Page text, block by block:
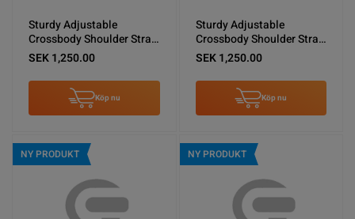
Sturdy Adjustable
Crossbody Shoulder Strap
for Phones -Light Gray
SEK 1,250.00
Köp nu
Sturdy Adjustable
Crossbody Shoulder Strap
for Phones -Dark Gray
SEK 1,250.00
Köp nu
NY PRODUKT NY PRODUKT